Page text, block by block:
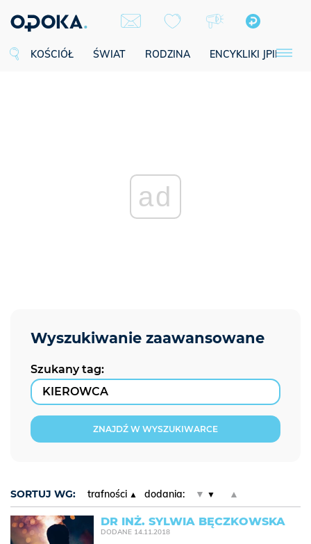
KOŚCIÓŁ ŚWIAT RODZINA ENCYKLIKI JPII
ad
Szukany tag:
ZNAJDŹ W WYSZUKIWARCE
SORTUJ WG: trafności dodania: ▼ ▲
DR INŻ. SYLWIA BĘCZKOWSKA
DODANE 14.11.2018